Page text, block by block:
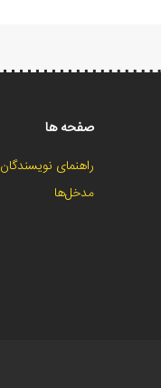
صفحه ها
راهنمای نویسندگان
مدخل‌ها